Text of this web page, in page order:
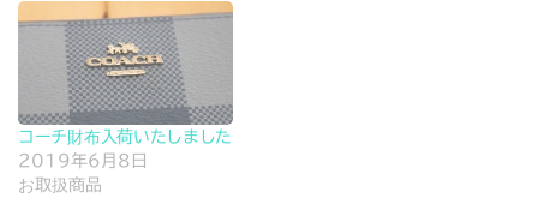
コーチ財布入荷いたしました
2019年6月8日
お取扱商品